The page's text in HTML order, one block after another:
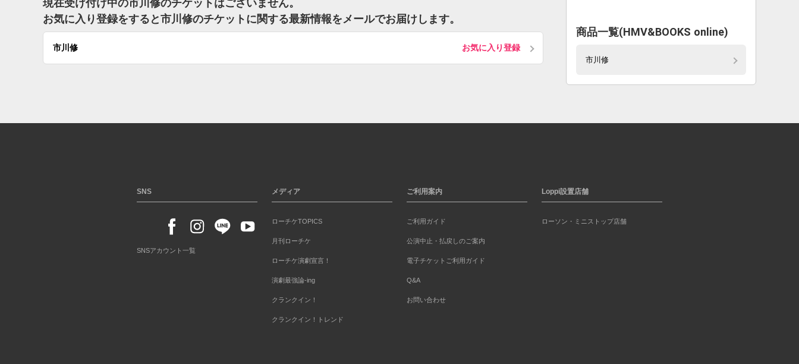
現在受け付け中の市川修のチケットはございません。
お気に入り登録をすると市川修のチケットに関する最新情報をメールでお届けします。
市川修 お気に入り登録
商品一覧(HMV&BOOKS online)
市川修
SNS
SNSアカウント一覧
メディア
ローチケTOPICS
月刊ローチケ
ローチケ演劇宣言！
演劇最強論-ing
クランクイン！
クランクイン！トレンド
ご利用案内
ご利用ガイド
公演中止・払戻しのご案内
電子チケットご利用ガイド
Q&A
お問い合わせ
Loppi設置店舗
ローソン・ミニストップ店舗